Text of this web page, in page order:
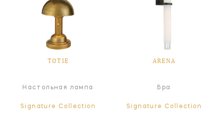
TOTIE
Настольная лампа
Signature Collection
ARENA
Бра
Signature Collection